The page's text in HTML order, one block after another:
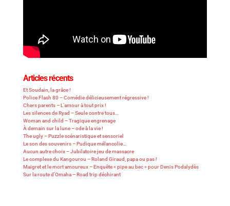
Articles récents
Et Soudain, la grâce !
Police Flash 80 – Comédie délicieusement régressive !
Chers parents – L’amour à tout prix !
Les silences de Ryad – Seule contre tous…
Woman and child – Tragique engrenage
À demain sur la lune – ode à la vie !
The ugly – Puzzle scénaristique et sensoriel
Le son des souvenirs – Pudique mélancolie…
Aucun autre choix – Jubilatoire jeu de massacre
Le complexe du Kangourou – Roland Giraud, papa ou pas !
Maigret et le mort amoureux – Enquête « pipe au bec » pour Denis Podalydès
Sur la route d’Omaha – Road trip déchirant